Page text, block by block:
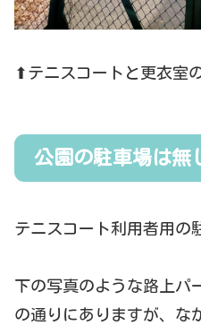
⬆テニスコートと更衣室
公園の駐車場は無
テニスコート利用者用の
下の写真のような路上パ
の通りにありますが、な